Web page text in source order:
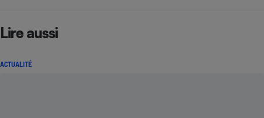
Lire aussi
ACTUALITÉ